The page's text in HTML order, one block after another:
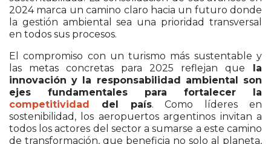
2024 marca un camino claro hacia un futuro donde
la gestión ambiental sea una prioridad transversal
en todos sus procesos.
El compromiso con un turismo más sustentable y
las metas concretas para 2025 reflejan que la
innovación y la responsabilidad ambiental son
ejes fundamentales para fortalecer la
competitividad del país. Como líderes en
sostenibilidad, los aeropuertos argentinos invitan a
todos los actores del sector a sumarse a este camino
de transformación, que beneficia no solo al planeta,